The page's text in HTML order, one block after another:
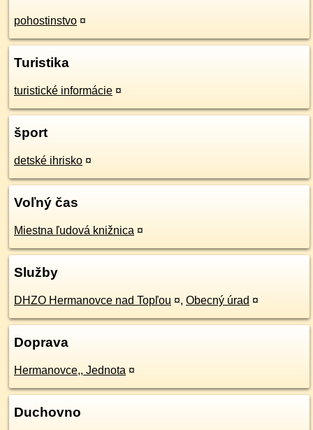
pohostinstvo ¤
Turistika
turistické informácie ¤
šport
detské ihrisko ¤
Voľný čas
Miestna ľudová knižnica ¤
Služby
DHZO Hermanovce nad Topľou ¤, Obecný úrad ¤
Doprava
Hermanovce,, Jednota ¤
Duchovno